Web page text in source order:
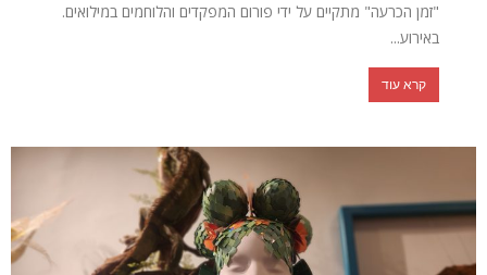
"זמן הכרעה" מתקיים על ידי פורום המפקדים והלוחמים במילואים.
באירוע...
קרא עוד